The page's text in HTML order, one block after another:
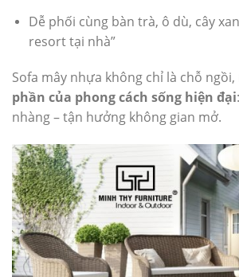
Dễ phối cùng bàn trà, ô dù, cây
resort tại nhà”
Sofa mây nhựa không chỉ là chỗ ngồi,
phần của phong cách sống hiện đại
nhàng – tận hưởng không gian mở.